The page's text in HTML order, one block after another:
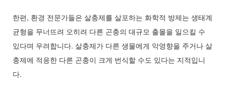
한편, 환경 전문가들은 살충제를 살포하는 화학적 방제는 생태계
균형을 무너뜨려 오히려 다른 곤충의 대규모 출몰을 일으킬 수
있다며 우려합니다. 살충제가 다른 생물에게 악영향을 주거나 살
충제에 적응한 다른 곤충이 크게 번식할 수도 있다는 지적입니
다.